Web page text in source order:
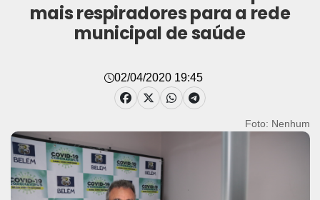
mais respiradores para a rede
municipal de saúde
02/04/2020 19:45
Foto: Nenhum